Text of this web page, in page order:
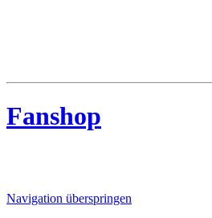
Fanshop
Navigation überspringen